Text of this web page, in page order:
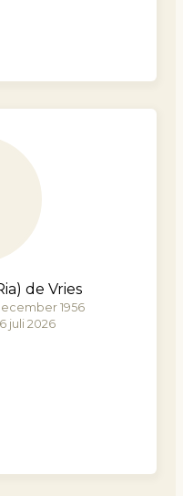
de Vries
1956
juli 2026